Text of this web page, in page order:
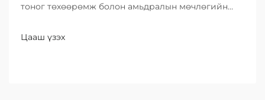
тоног төхөөрөмж болон амьдралын мөчлөгийн
шийдвэрлэснийг нээж үзнэ үү. Илүү ихийг одоо л
Цааш үзэх